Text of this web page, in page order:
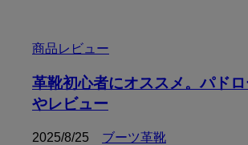
商品レビュー
革靴初心者にオススメ。パド
やレビュー
2025/8/25 ブーツ革靴